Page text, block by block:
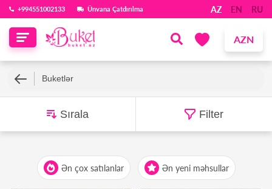
‪+994551002133‬ Ünvana Çatdırılma AZ EN RU
AZN
Buketlər
Sırala Filter
Ən çox satılanlar Ən yeni məhsullar